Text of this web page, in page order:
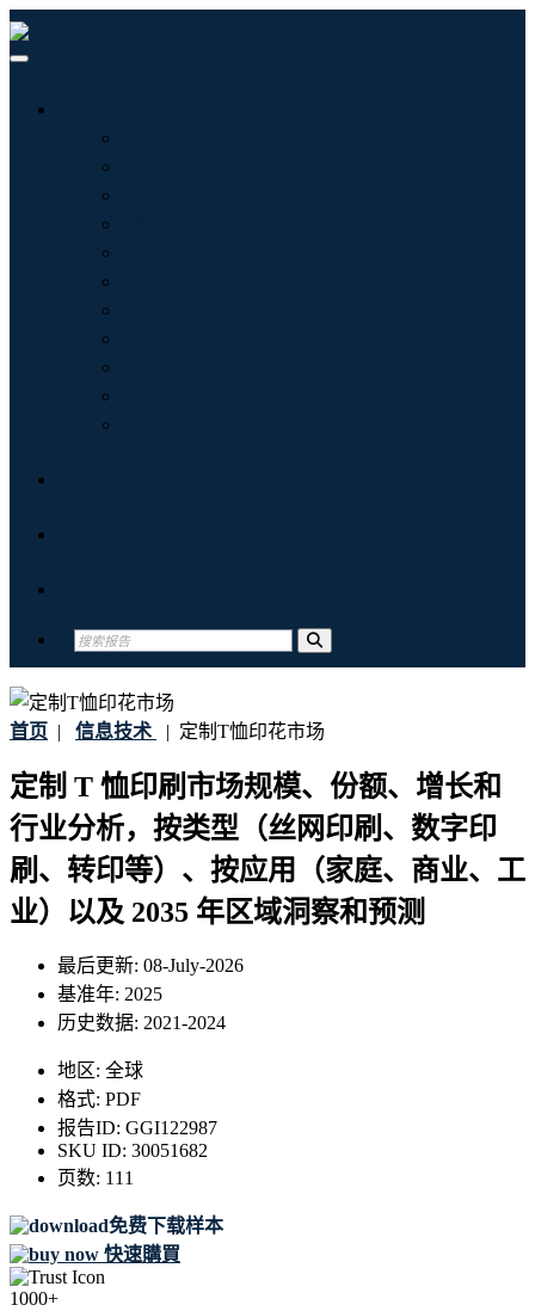
首页 | 信息技术 | 定制T恤印花市场
定制 T 恤印刷市场规模、份额、增长和
行业分析，按类型（丝网印刷、数字印
刷、转印等）、按应用（家庭、商业、工
业）以及 2035 年区域洞察和预测
最后更新: 08-July-2026
基准年: 2025
历史数据: 2021-2024
地区: 全球
格式: PDF
报告ID: GGI122987
SKU ID: 30051682
页数: 111
免费下载样本
快速購買
1000+